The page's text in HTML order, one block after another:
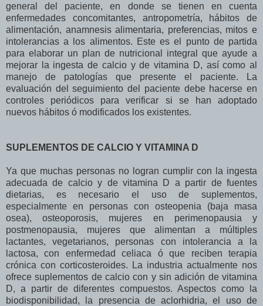
general del paciente, en donde se tienen en cuenta
enfermedades concomitantes, antropometría, hábitos de
alimentación, anamnesis alimentaria, preferencias, mitos e
intolerancias a los alimentos. Este es el punto de partida
para elaborar un plan de nutricional integral que ayude a
mejorar la ingesta de calcio y de vitamina D, así como al
manejo de patologías que presente el paciente. La
evaluación del seguimiento del paciente debe hacerse en
controles periódicos para verificar si se han adoptado
nuevos hábitos ó modificados los existentes.
SUPLEMENTOS DE CALCIO Y VITAMINA D
Ya que muchas personas no logran cumplir con la ingesta
adecuada de calcio y de vitamina D a partir de fuentes
dietarias, es necesario el uso de suplementos,
especialmente en personas con osteopenia (baja masa
osea), osteoporosis, mujeres en perimenopausia y
postmenopausia, mujeres que alimentan a múltiples
lactantes, vegetarianos, personas con intolerancia a la
lactosa, con enfermedad celiaca ó que reciben terapia
crónica con corticosteroides. La industria actualmente nos
ofrece suplementos de calcio con y sin adición de vitamina
D, a partir de diferentes compuestos. Aspectos como la
biodisponibilidad, la presencia de aclorhidria, el uso de